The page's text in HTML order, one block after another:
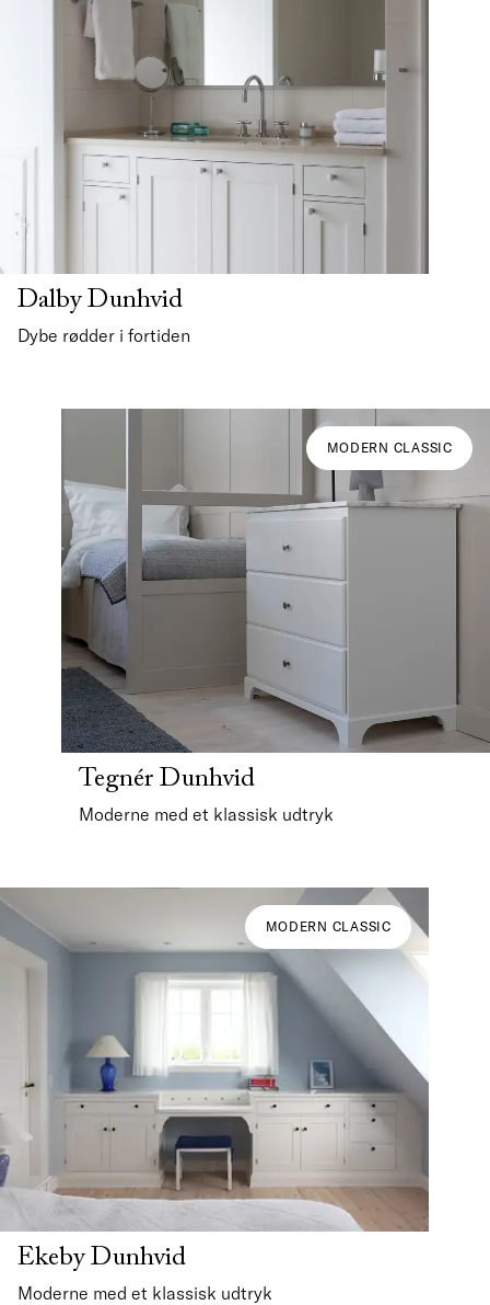
Dalby Dunhvid
Dybe rødder i fortiden
MODERN CLASSIC
Tegnér Dunhvid
Moderne med et klassisk udtryk
MODERN CLASSIC
Ekeby Dunhvid
Moderne med et klassisk udtryk